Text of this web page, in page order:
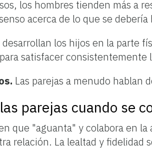
los hombres tienden más a
acerca de lo que se debería
desarrollan los hijos en la parte
satisfacer
Las parejas a menudo hablan
parejas cuando se
que "aguanta" y colabora en
relación. La lealtad y fidelidad